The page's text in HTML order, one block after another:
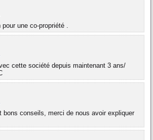
une co-propriété .
cette société depuis maintenant 3 ans/
bons conseils, merci de nous avoir expliquer